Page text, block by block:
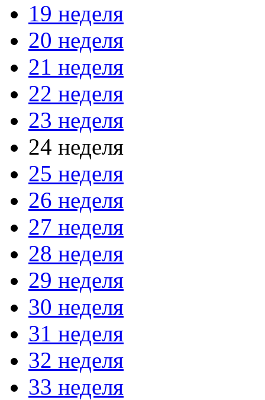
19 неделя
20 неделя
21 неделя
22 неделя
23 неделя
24 неделя
25 неделя
26 неделя
27 неделя
28 неделя
29 неделя
30 неделя
31 неделя
32 неделя
33 неделя